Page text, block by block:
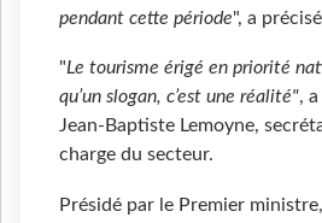
pendant cette période", a
"Le tourisme érigé en priorité
qu’un slogan, c’est une réalité",
Jean-Baptiste Lemoyne,
charge du secteur.
Présidé par le Premier